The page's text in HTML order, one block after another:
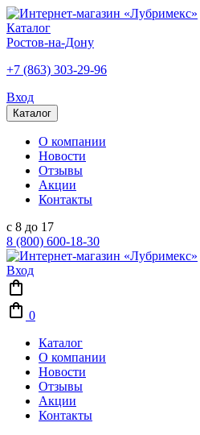
Каталог
Ростов-на-Дону
+7 (863) 303-29-96
Вход
Каталог
О компании
Новости
Отзывы
Акции
Контакты
с 8 до 17
8 (800) 600-18-30
Вход
0
Каталог
О компании
Новости
Отзывы
Акции
Контакты